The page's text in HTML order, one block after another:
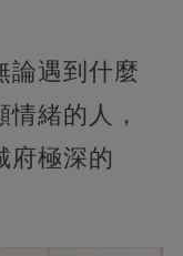
論遇到什麼
緒的人，
府極深的